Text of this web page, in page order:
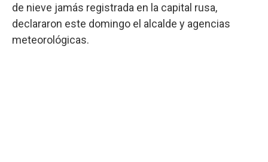
de nieve jamás registrada en la capital rusa,
declararon este domingo el alcalde y agencias
meteorológicas.